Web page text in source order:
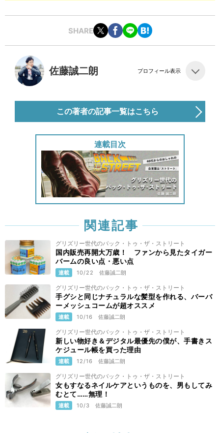
SHARE
佐藤誠二朗 プロフィール表示
この著者の記事一覧はこちら
連載目次
関連記事
グリズリー世代のバック・トゥ・ザ・ストリート
国内販売再開大万歳！ ファンから見たタイガー
バームの良い点・悪い点
連載 10/22 佐藤誠二朗
グリズリー世代のバック・トゥ・ザ・ストリート
手グシと同じナチュラルな髪型を作れる、バーバ
ーメッシュコームが超オススメ
連載 10/16 佐藤誠二朗
グリズリー世代のバック・トゥ・ザ・ストリート
新しい物好き＆デジタル最優先の僕が、手書きス
ケジュール帳を買った理由
連載 12/16 佐藤誠二朗
グリズリー世代のバック・トゥ・ザ・ストリート
女もすなるネイルケアというものを、男もしてみ
むとて……無理！
連載 10/3 佐藤誠二朗